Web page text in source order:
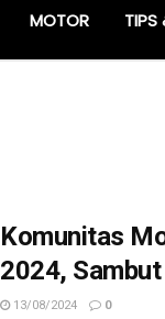
MOTOR TIPS
Komunitas
2024,
13/08/2024 0